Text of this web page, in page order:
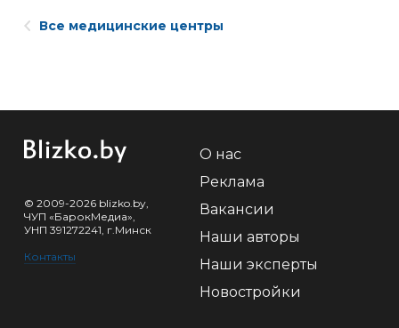
Все медицинские центры
© 2009-2026 blizko.by,
ЧУП «БарокМедиа»,
УНП 391272241, г.Минск
Контакты
О нас
Реклама
Вакансии
Наши авторы
Наши эксперты
Новостройки